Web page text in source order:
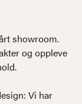
showroom.
og oppleve
Vi har